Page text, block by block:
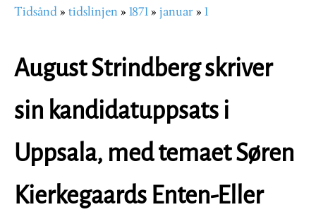
Navigasjonssti
Tidsånd tidslinjen 1871 januar 1
August Strindberg skriver
sin kandidatuppsats i
Uppsala, med temaet Søren
Kierkegaards Enten-Eller